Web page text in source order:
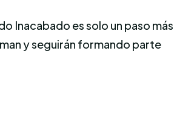
Inacabado es solo un paso más
y seguirán formando parte